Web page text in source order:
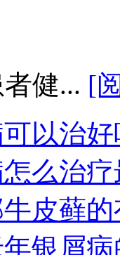
健... [
以治
么治
皮藓
银屑